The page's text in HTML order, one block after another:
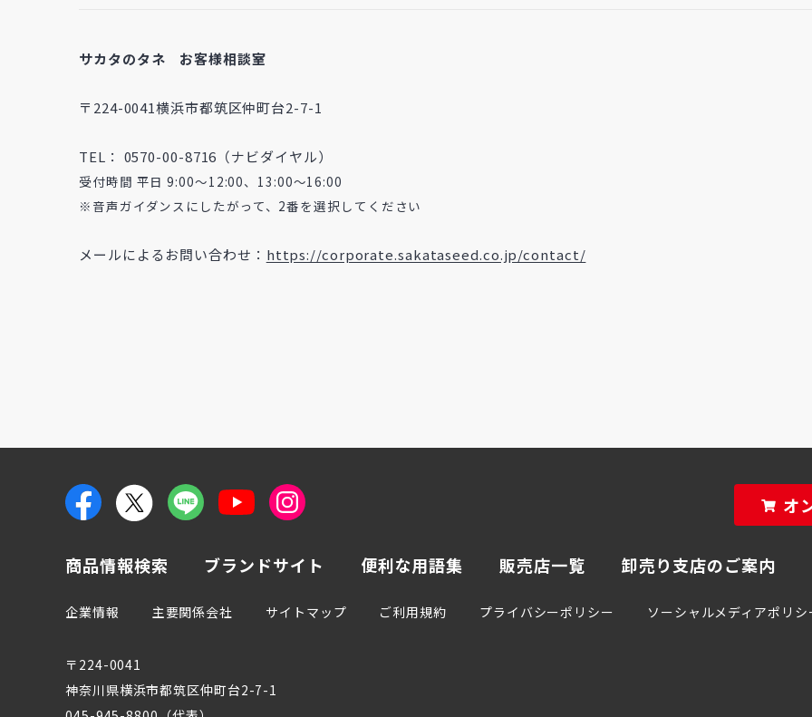
サカタのタネ お客様相談室
〒224-0041横浜市都筑区仲町台2-7-1
TEL： 0570-00-8716（ナビダイヤル）
受付時間 平日 9:00～12:00、13:00～16:00
※音声ガイダンスにしたがって、2番を選択してください
メールによるお問い合わせ： https://corporate.sakataseed.co.jp/contact/
商品情報検索 ブランドサイト 便利な用語集 販売店一覧 卸売り支店のご案内
オ
企業情報 主要関係会社 サイトマップ ご利用規約 プライバシーポリシー ソーシャルメディアポリシ
〒224-0041
神奈川県横浜市都筑区仲町台2-7-1